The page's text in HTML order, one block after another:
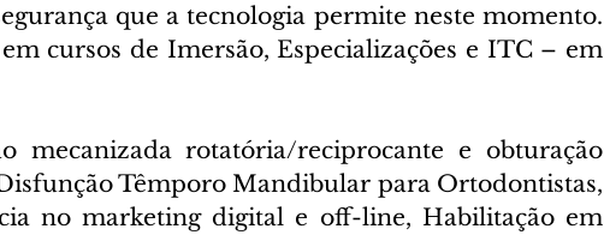
que a tecnologia permite neste momento.
cursos de Imersão, Especializações e ITC – em
mecanizada rotatória/reciprocante e obturação
Têmporo Mandibular para Ortodontistas,
no marketing digital e off-line, Habilitação em